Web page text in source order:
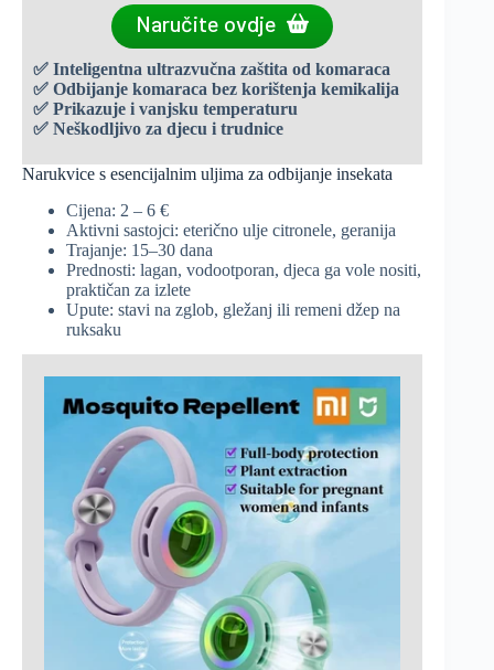
Naručite ovdje
✅ Inteligentna ultrazvučna zaštita od komaraca
✅ Odbijanje komaraca bez korištenja kemikalija
✅ Prikazuje i vanjsku temperaturu
✅ Neškodljivo za djecu i trudnice
Narukvice s esencijalnim uljima za odbijanje insekata
Cijena: 2 – 6 €
Aktivni sastojci: eterično ulje citronele, geranija
Trajanje: 15–30 dana
Prednosti: lagan, vodootporan, djeca ga vole nositi,
praktičan za izlete
Upute: stavi na zglob, gležanj ili remeni džep na
ruksaku